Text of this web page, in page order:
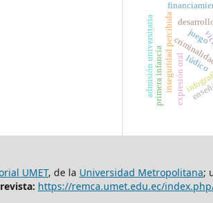
inseguridad percibida
primera infancia expresión oral
admisión universitaria juego
lúdico
UMET, de la Universidad Metropolitana;
https://remca.umet.edu.ec/